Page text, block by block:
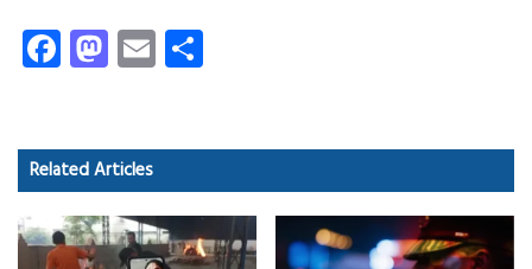
Fa
ce
o
ok
M
as
d
o
n
E
m
Related Articles